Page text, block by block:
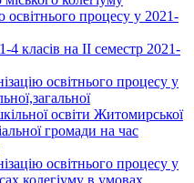
освітнього процесу у 2021-
4 класів на ІІ семестр 2021-
освітнього процесу у
освіти Житомирської
громади на час
освітнього процесу у